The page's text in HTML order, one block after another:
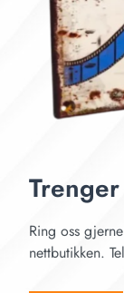
Ring oss
nettbutikken.